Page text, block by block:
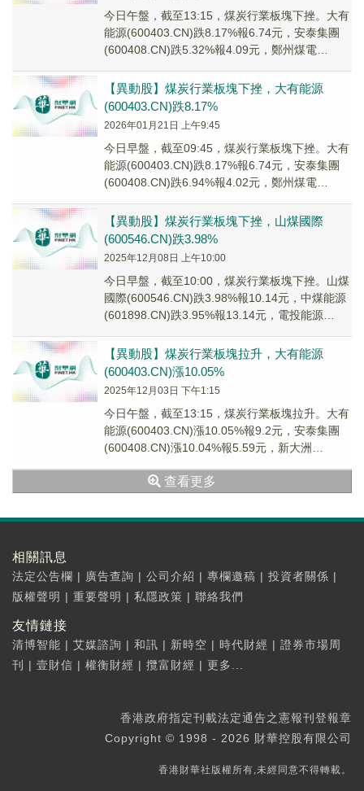
今日午盤，截至13:15，煤炭行業板塊下挫。大有
能源(600403.CN)跌8.17%報6.74元，安泰集團
(600408.CN)跌5.32%報4.09元，鄭州煤電
【異動股】煤炭行業板塊下挫，大有能源
(600403.CN)跌8.17%
2026年01月21日 上午9:45
今日早盤，截至09:45，煤炭行業板塊下挫。大有
能源(600403.CN)跌8.17%報6.74元，安泰集團
(600408.CN)跌6.94%報4.02元，鄭州煤電
【異動股】煤炭行業板塊下挫，山煤國際
(600546.CN)跌3.98%
2025年12月08日 上午10:00
今日早盤，截至10:00，煤炭行業板塊下挫。山煤
國際(600546.CN)跌3.98%報10.14元，中煤能源
(601898.CN)跌3.95%報13.14元，電投能源
【異動股】煤炭行業板塊拉升，大有能源
(600403.CN)漲10.05%
2025年12月03日 下午1:15
今日午盤，截至13:15，煤炭行業板塊拉升。大有
能源(600403.CN)漲10.05%報9.2元，安泰集團
(600408.CN)漲10.04%報5.59元，新大洲
查看更多
相關訊息
法定公告欄 | 廣告查詢 | 公司介紹 | 專欄邀稿 | 投資者關係 |
版權聲明 | 重要聲明 | 私隱政策 | 聯絡我們
友情鏈接
清博智能 | 艾媒諮詢 | 和訊 | 新時空 | 時代財經 | 證券市場周
刊
| 壹財信 | 權衡財經 | 攬富財經 | 更多...
香港政府指定刊載法定通告之憲報刊登報章
Copyright © 1998 - 2026 財華控股有限公司
香港財華社版權所有,未經同意不得轉載。